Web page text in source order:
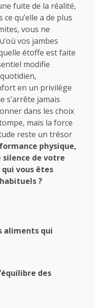
fuite de la réalité,
qu’elle a de plus
vous ne
vos jambes
étoffe est faite
modifie
en un privilège
s’arrête jamais
dans les choix
mais la force
reste un trésor
physique,
de votre
vous êtes
?
aliments qui
des